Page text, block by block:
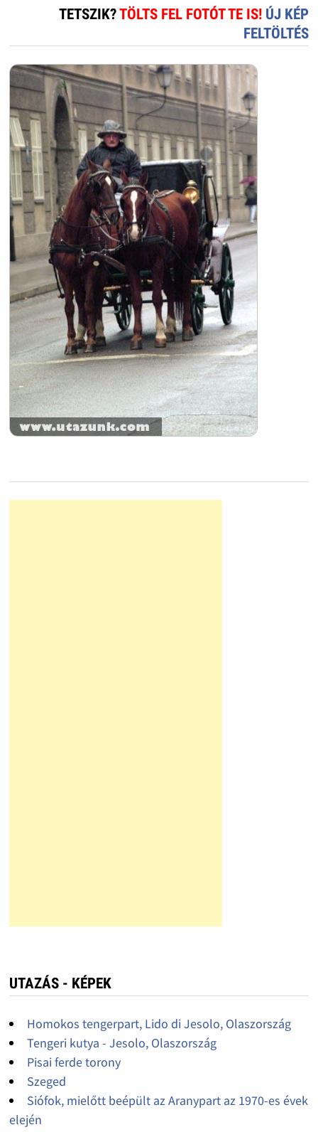
TETSZIK?TÖLTS FEL FOTÓT TE IS! ÚJ KÉP
FELTÖLTÉS
UTAZÁS - KÉPEK
Homokos tengerpart, Lido di Jesolo, Olaszország
Tengeri kutya - Jesolo, Olaszország
Pisai ferde torony
Szeged
Siófok, mielőtt beépült az Aranypart az 1970-es évek
elején